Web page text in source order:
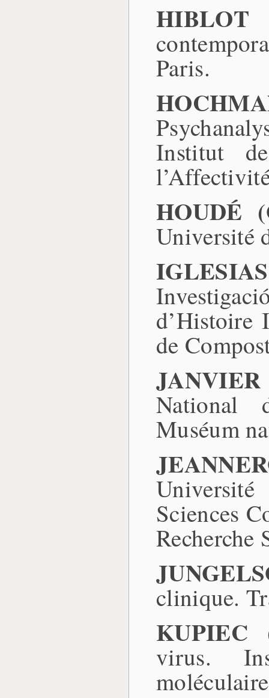
Paris.
Institut
HOUDÉ
Université
d’Histoire
de
JANVIER
National
Muséum
Sciences
clinique.
KUPIEC
virus.